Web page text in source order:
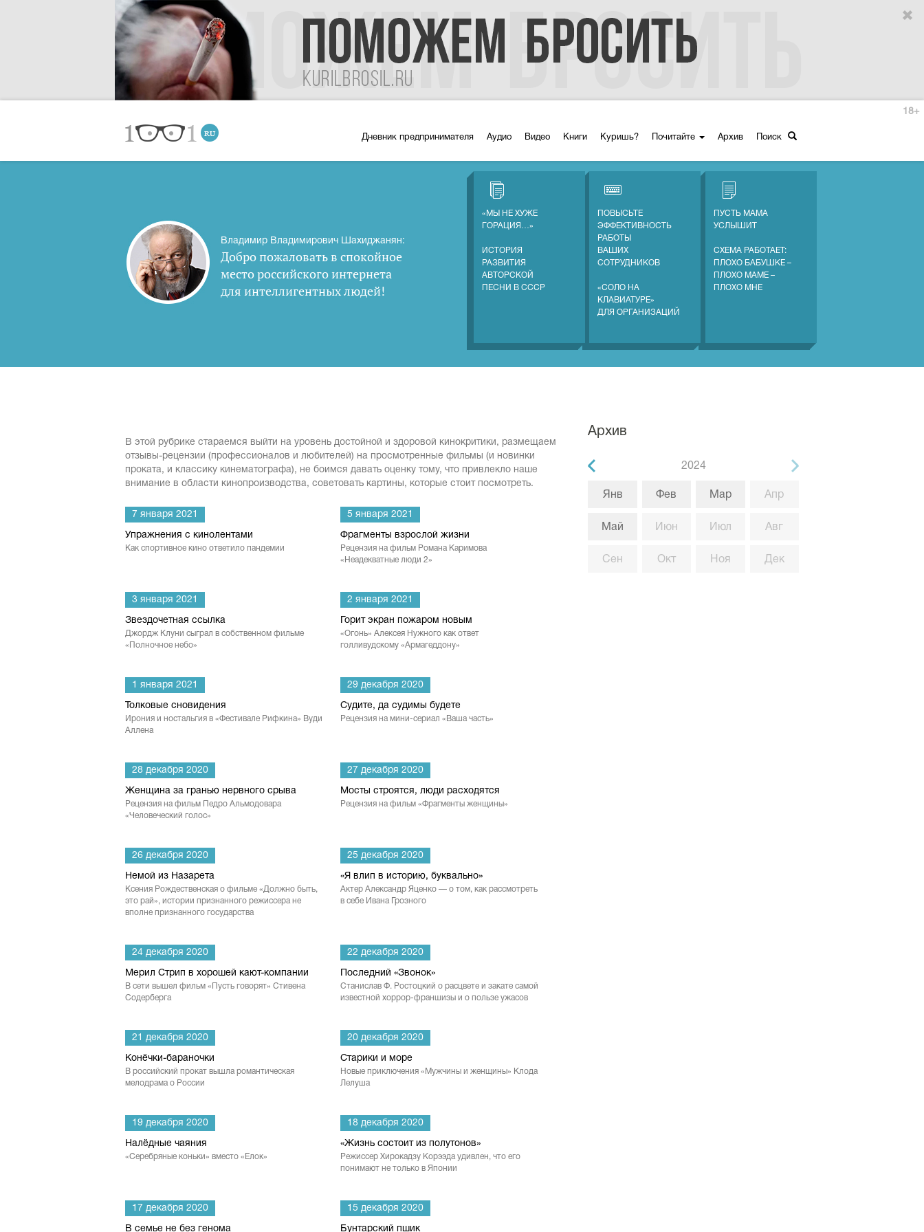
Дневник предпринимателя Аудио Видео Книги Куришь? Почитайте Архив Поиск
18+
Владимир Владимирович Шахиджанян:
Добро пожаловать в спокойное
место российского интернета
для интеллигентных людей!
«МЫ НЕ ХУЖЕ
ГОРАЦИЯ…»
ИСТОРИЯ
РАЗВИТИЯ
АВТОРСКОЙ
ПЕСНИ В СССР
ПОВЫСЬТЕ
ЭФФЕКТИВНОСТЬ
РАБОТЫ
ВАШИХ
СОТРУДНИКОВ
«СОЛО НА
КЛАВИАТУРЕ»
ДЛЯ ОРГАНИЗАЦИЙ
ПУСТЬ МАМА
УСЛЫШИТ
СХЕМА РАБОТАЕТ:
ПЛОХО БАБУШКЕ –
ПЛОХО МАМЕ –
ПЛОХО МНЕ
В этой рубрике стараемся выйти на уровень достойной и здоровой кинокритики, размещаем
отзывы-рецензии (профессионалов и любителей) на просмотренные фильмы (и новинки
проката, и классику кинематографа), не боимся давать оценку тому, что привлекло наше
внимание в области кинопроизводства, советовать картины, которые стоит посмотреть.
7 января 2021
Упражнения с кинолентами
Как спортивное кино ответило пандемии
5 января 2021
Фрагменты взрослой жизни
Рецензия на фильм Романа Каримова
«Неадекватные люди 2»
3 января 2021
Звездочетная ссылка
Джордж Клуни сыграл в собственном фильме
«Полночное небо»
2 января 2021
Горит экран пожаром новым
«Огонь» Алексея Нужного как ответ
голливудскому «Армагеддону»
1 января 2021
Толковые сновидения
Ирония и ностальгия в «Фестивале Рифкина» Вуди
Аллена
29 декабря 2020
Судите, да судимы будете
Рецензия на мини-сериал «Ваша часть»
28 декабря 2020
Женщина за гранью нервного срыва
Рецензия на фильм Педро Альмодовара
«Человеческий голос»
27 декабря 2020
Мосты строятся, люди расходятся
Рецензия на фильм «Фрагменты женщины»
26 декабря 2020
Немой из Назарета
Ксения Рождественская о фильме «Должно быть,
это рай», истории признанного режиссера не
вполне признанного государства
25 декабря 2020
«Я влип в историю, буквально»
Актер Александр Яценко — о том, как рассмотреть
в себе Ивана Грозного
24 декабря 2020
Мерил Стрип в хорошей кают-компании
В сети вышел фильм «Пусть говорят» Стивена
Содерберга
22 декабря 2020
Последний «Звонок»
Станислав Ф. Ростоцкий о расцвете и закате самой
известной хоррор-франшизы и о пользе ужасов
21 декабря 2020
Конёчки-бараночки
В российский прокат вышла романтическая
мелодрама о России
20 декабря 2020
Старики и море
Новые приключения «Мужчины и женщины» Клода
Лелуша
19 декабря 2020
Налёдные чаяния
«Серебряные коньки» вместо «Елок»
18 декабря 2020
«Жизнь состоит из полутонов»
Режиссер Хирокадзу Корээда удивлен, что его
понимают не только в Японии
17 декабря 2020
В семье не без генома
15 декабря 2020
Бунтарский пшик
Архив
2024
Янв
Май
Сен
Фев
Июн
Окт
Мар
Июл
Ноя
Апр
Авг
Дек